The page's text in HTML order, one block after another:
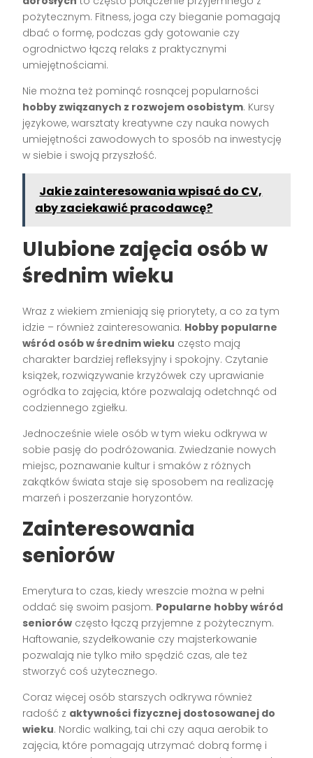
pożytecznym. Fitness, joga czy bieganie pomagają
dbać o formę, podczas gdy gotowanie czy
ogrodnictwo łączą relaks z praktycznymi
umiejętnościami.
Nie można też pominąć rosnącej popularności
hobby związanych z rozwojem osobistym. Kursy
językowe, warsztaty kreatywne czy nauka nowych
umiejętności zawodowych to sposób na inwestycję
w siebie i swoją przyszłość.
Jakie zainteresowania wpisać do CV,
aby zaciekawić pracodawcę?
Ulubione zajęcia osób w
średnim wieku
Wraz z wiekiem zmieniają się priorytety, a co za tym
idzie – również zainteresowania. Hobby popularne
wśród osób w średnim wieku często mają
charakter bardziej refleksyjny i spokojny. Czytanie
książek, rozwiązywanie krzyżówek czy uprawianie
ogródka to zajęcia, które pozwalają odetchnąć od
codziennego zgiełku.
Jednocześnie wiele osób w tym wieku odkrywa w
sobie pasję do podróżowania. Zwiedzanie nowych
miejsc, poznawanie kultur i smaków z różnych
zakątków świata staje się sposobem na realizację
marzeń i poszerzanie horyzontów.
Zainteresowania
seniorów
Emerytura to czas, kiedy wreszcie można w pełni
oddać się swoim pasjom. Popularne hobby wśród
seniorów często łączą przyjemne z pożytecznym.
Haftowanie, szydełkowanie czy majsterkowanie
pozwalają nie tylko miło spędzić czas, ale też
stworzyć coś użytecznego.
Coraz więcej osób starszych odkrywa również
radość z aktywności fizycznej dostosowanej do
wieku. Nordic walking, tai chi czy aqua aerobik to
zajęcia, które pomagają utrzymać dobrą formę i